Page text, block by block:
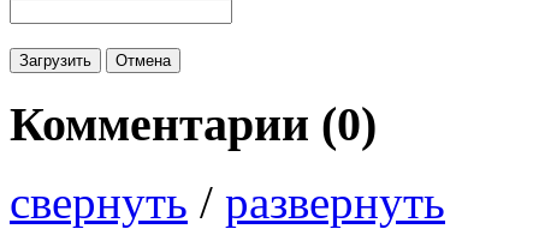
Комментарии (0)
свернуть / развернуть